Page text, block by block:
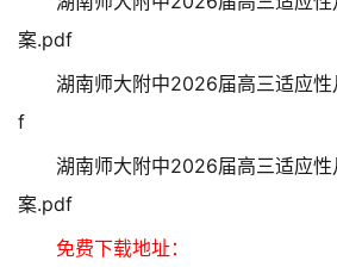
案.pdf
湖南师大附中2026届高三适应
f
湖南师大附中2026届高三适应
案.pdf
免费下载地址：